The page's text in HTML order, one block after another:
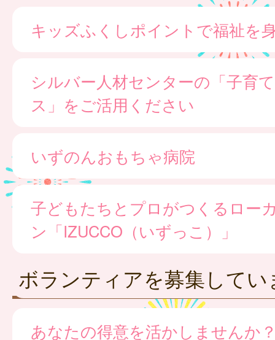
キッズふくしポイントで福祉を
シルバー人材センターの「子育
ス」をご活用ください
いずのんおもちゃ病院
子どもたちとプロがつくるロー
ン「IZUCCO（いずっこ）」
ボランティアを募集してい
あなたの得意を活かしませんか